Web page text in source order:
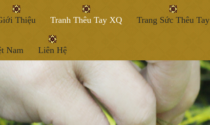
Thiệu Tranh Thêu Tay XQ Trang Sức Thêu Tay
Nam Liên Hệ